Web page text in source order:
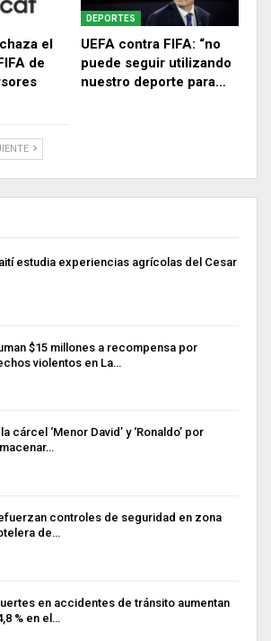
el
de
DEPORTES
UEFA contra FIFA: “no
puede seguir utilizando
nuestro deporte para…
estudia experiencias agrícolas del Cesar
$15 millones a recompensa por
violentos en La…
cárcel ‘Menor David’ y ‘Ronaldo’ por
controles de seguridad en zona
de…
en accidentes de tránsito aumentan
% en el…